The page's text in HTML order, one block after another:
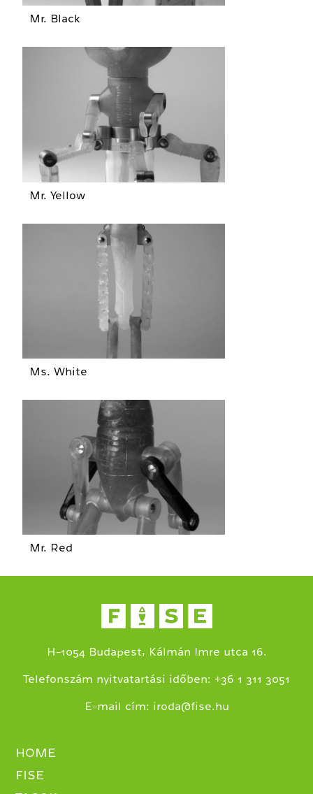
Mr. Black
Mr. Yellow
Ms. White
Mr. Red
H-1054 Budapest, Kálmán Imre utca 16.
Telefonszám nyitvatartási időben: +36 1 311 3051
E-mail cím: iroda@fise.hu
HOME
FISE